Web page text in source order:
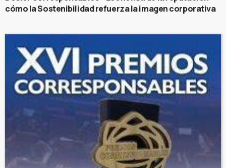
cómo la Sostenibilidad refuerza la imagen corporativa